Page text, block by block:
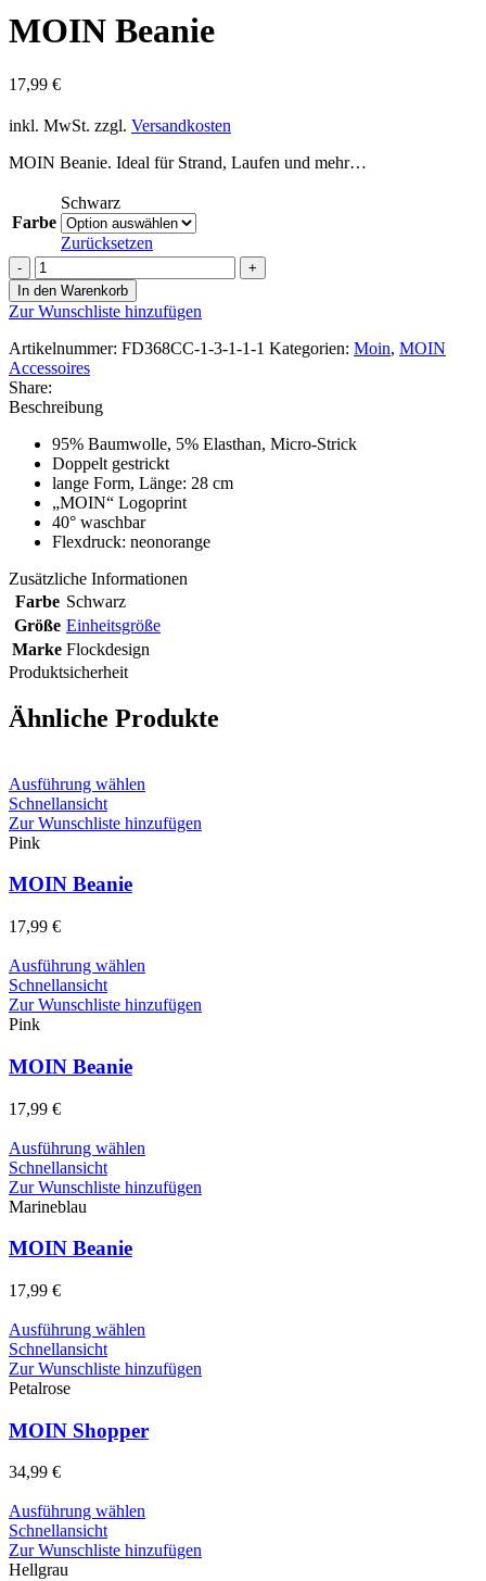
MOIN Beanie
17,99 €
inkl. MwSt. zzgl. Versandkosten
MOIN Beanie. Ideal für Strand, Laufen und mehr…
Farbe
Schwarz
Zurücksetzen
MOIN
Beanie
Menge
In den Warenkorb
Zur Wunschliste hinzufügen
Artikelnummer: FD368CC-1-3-1-1-1 Kategorien: Moin, MOIN
Accessoires
Share:
Beschreibung
95% Baumwolle, 5% Elasthan, Micro-Strick
Doppelt gestrickt
lange Form, Länge: 28 cm
„MOIN“ Logoprint
40° waschbar
Flexdruck: neonorange
Zusätzliche Informationen
Farbe Schwarz
Größe Einheitsgröße
Marke Flockdesign
Produktsicherheit
Ähnliche Produkte
Ausführung wählen
weist
der
Produktseite
gewählt
Schnellansicht
Zur Wunschliste hinzufügen
Pink
MOIN Beanie
17,99 €
Ausführung wählen
weist
der
Produktseite
gewählt
Schnellansicht
Zur Wunschliste hinzufügen
Pink
MOIN Beanie
17,99 €
Ausführung wählen
weist
der
Produktseite
gewählt
Schnellansicht
Zur Wunschliste hinzufügen
Marineblau
MOIN Beanie
17,99 €
Ausführung wählen
weist
auf.
Die
der
Produktseite
gewählt
Schnellansicht
Zur Wunschliste hinzufügen
Petalrose
MOIN Shopper
34,99 €
Ausführung wählen
weist
Schnellansicht
Zur Wunschliste hinzufügen
Hellgrau